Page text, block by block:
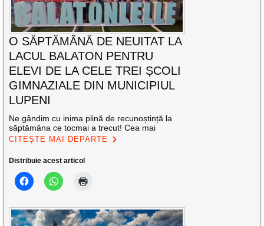
O SĂPTĂMÂNĂ DE NEUITAT LA
LACUL BALATON PENTRU
ELEVI DE LA CELE TREI ȘCOLI
GIMNAZIALE DIN MUNICIPIUL
LUPENI
Ne gândim cu inima plină de recunoștință la
săptămâna ce tocmai a trecut! Cea mai
CITEȘTE MAI DEPARTE
Distribuie acest articol